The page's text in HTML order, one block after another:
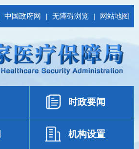
中国政府网 | 无障碍浏览 | 网站地图
时政要闻
机构设置